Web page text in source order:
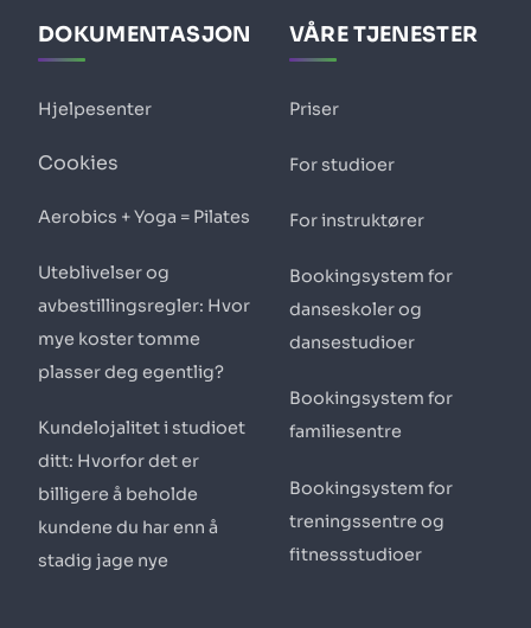
DOKUMENTASJON
Hjelpesenter
Cookies
Aerobics + Yoga = Pilates
Uteblivelser og
avbestillingsregler: Hvor
mye koster tomme
plasser deg egentlig?
Kundelojalitet i studioet
ditt: Hvorfor det er
billigere å beholde
kundene du har enn å
stadig jage nye
VÅRE TJENESTER
Priser
For studioer
For instruktører
Bookingsystem for
danseskoler og
dansestudioer
Bookingsystem for
familiesentre
Bookingsystem for
treningssentre og
fitnessstudioer